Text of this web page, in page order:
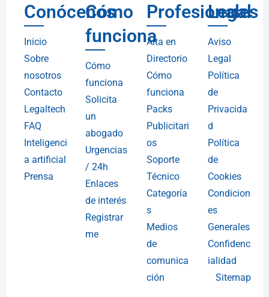
Conócenos
Inicio
Sobre
nosotros
Contacto
Legaltech
FAQ
Inteligenci
a artificial
Prensa
Cómo
funciona
Cómo
funciona
Solicita
un
abogado
Urgencias
/ 24h
Enlaces
de interés
Registrar
me
Profesionales
Alta en
Directorio
Cómo
funciona
Packs
Publicitari
os
Soporte
Técnico
Categoría
s
Medios
de
comunica
ción
Legal
Aviso
Legal
Política
de
Privacida
d
Política
de
Cookies
Condicion
es
Generales
Confidenc
ialidad
Sitemap